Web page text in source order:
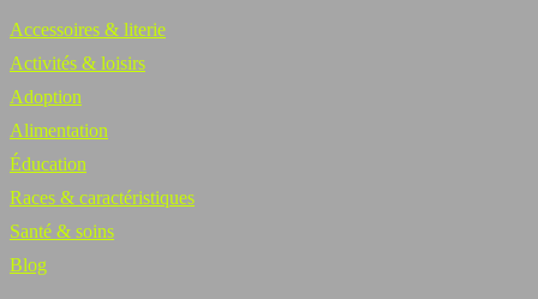
Accessoires & literie
Activités & loisirs
Adoption
Alimentation
Éducation
Races & caractéristiques
Santé & soins
Blog